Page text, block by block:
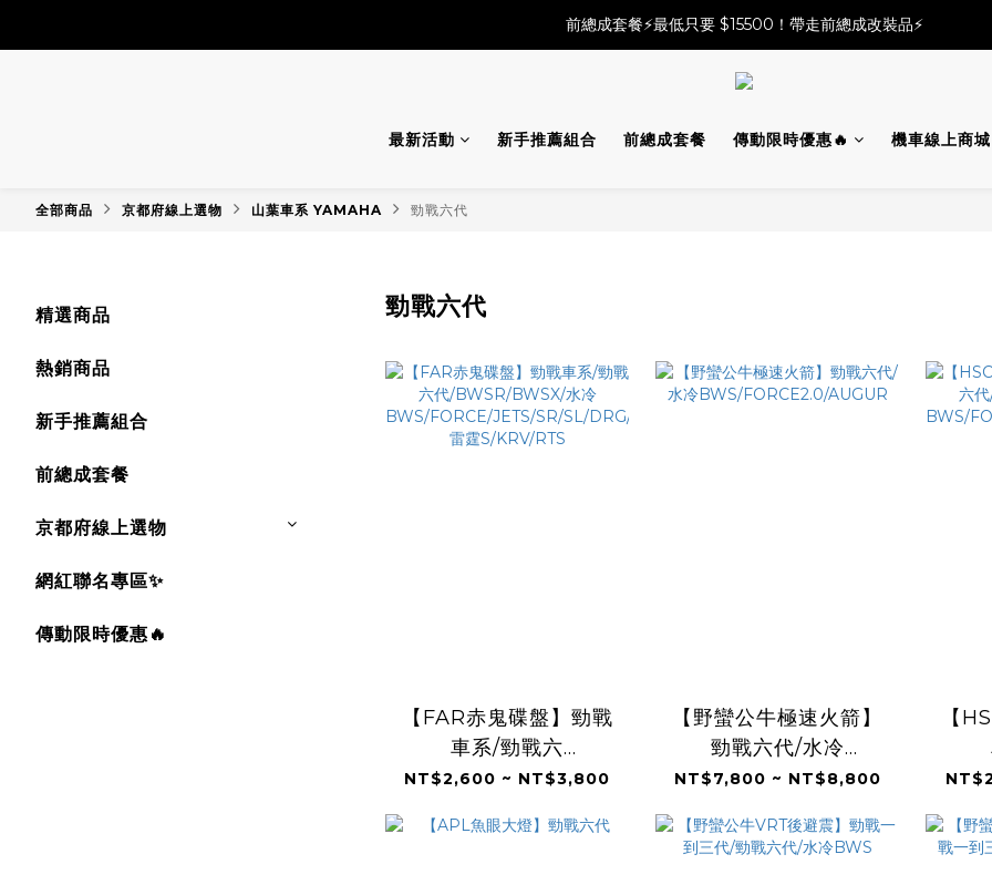
必改龍頭四件套⚡️不用五千六!! 優惠價只要 $ 4899💥
前總成套餐⚡️最低只要 $15500！帶走前總成改裝品⚡️
2025倒叉前總全方案✨A~F自由選✨點擊購買
最新活動 新手推薦組合 前總成套餐 傳動限時優惠🔥 機車線上商城
全部商品 京都府線上選物 山葉車系 YAMAHA 勁戰六代
精選商品
熱銷商品
新手推薦組合
前總成套餐
京都府線上選物
網紅聯名專區✨
傳動限時優惠🔥
勁戰六代
【FAR赤鬼碟盤】勁戰
車系/勁戰六
代/BWSR/BWSX/水冷
雷霆S/KRV/RTS
NT$2,600 ~ NT$3,800
【野蠻公牛極速火箭】
勁戰六代/水冷
BWS/FORCE2.0/AUGUR
NT$7,800 ~ NT$8,800
【
代/